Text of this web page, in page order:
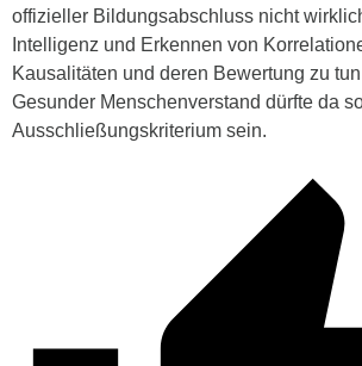
offizieller Bildungsabschluss nicht
Intelligenz und Erkennen von
Kausalitäten und deren Bewertung zu
Gesunder Menschenverstand dürfte da
Ausschließungskriterium sein.